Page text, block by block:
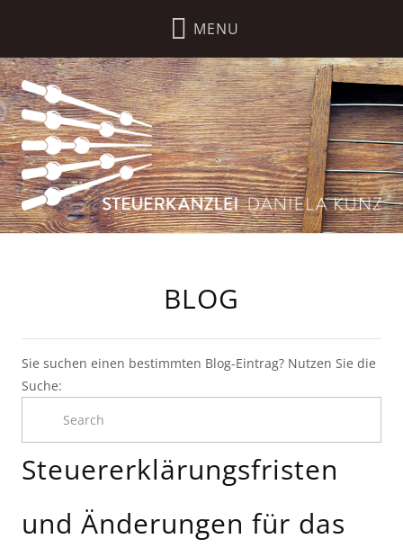
BLOG
Sie suchen einen bestimmten Blog-Eintrag? Nutzen Sie die
Suche:
Steuererklärungsfristen
und Änderungen für das